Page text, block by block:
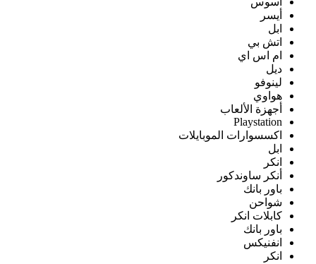
أيسر
ابل
اتش بي
ام اس اي
ديل
لينوفو
هواوي
أجهزة الألعاب
Playstation
اكسسوارات الموبايلات
ابل
انكر
أنكر ساوندكور
باور بانك
شواحن
كابلات انكر
باور بانك
انفنيكس
انكر